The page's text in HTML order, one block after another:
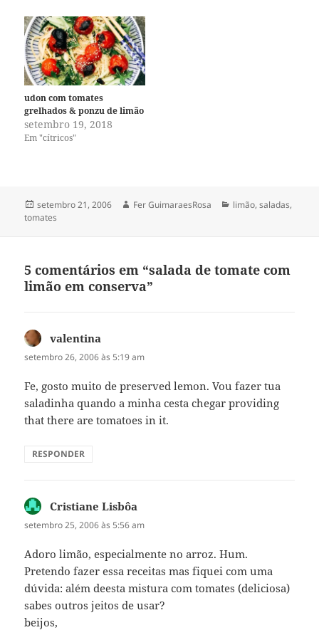
udon com tomates
grelhados & ponzu de limão
setembro 19, 2018
Em "cítricos"
Publicado
em
setembro 21, 2006 Autor
Fer GuimaraesRosa Categorias
limão,saladas,
tomates
5 comentários em “salada de tomate com
limão em conserva”
valentina
setembro 26, 2006 às 5:19 am
Fe, gosto muito de preserved lemon. Vou fazer tua
saladinha quando a minha cesta chegar providing
that there are tomatoes in it.
RESPONDER
Cristiane Lisbôa
setembro 25, 2006 às 5:56 am
Adoro limão, especialmente no arroz. Hum.
Pretendo fazer essa receitas mas fiquei com uma
dúvida: além deesta mistura com tomates (deliciosa)
sabes outros jeitos de usar?
beijos,